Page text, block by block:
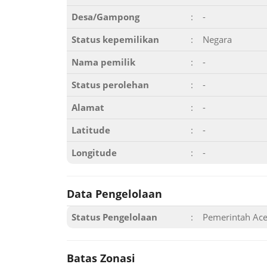
Desa/Gampong
:
-
Status kepemilikan
:
Negara
Nama pemilik
:
-
Status perolehan
:
-
Alamat
:
-
Latitude
:
-
Longitude
: -
Data Pengelolaan
Status Pengelolaan : Pemerintah
Batas Zonasi